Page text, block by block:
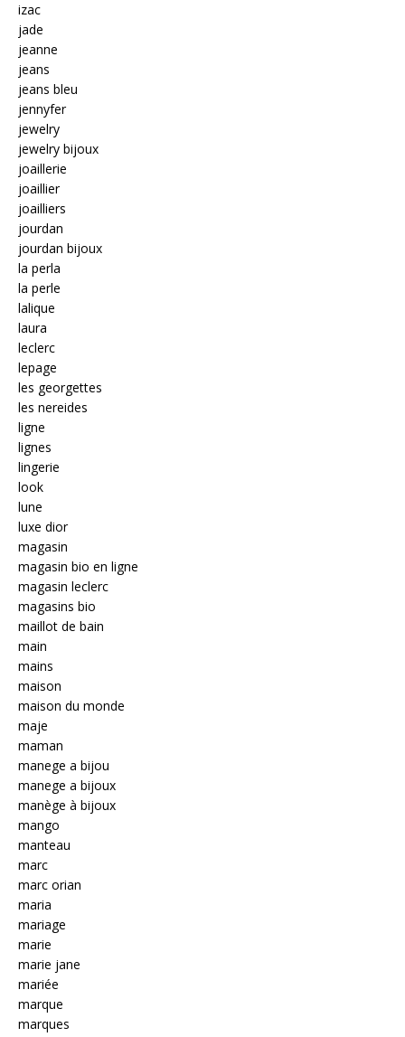
izac
jade
jeanne
jeans
jeans bleu
jennyfer
jewelry
jewelry bijoux
joaillerie
joaillier
joailliers
jourdan
jourdan bijoux
la perla
la perle
lalique
laura
leclerc
lepage
les georgettes
les nereides
ligne
lignes
lingerie
look
lune
luxe dior
magasin
magasin bio en ligne
magasin leclerc
magasins bio
maillot de bain
main
mains
maison
maison du monde
maje
maman
manege a bijou
manege a bijoux
manège à bijoux
mango
manteau
marc
marc orian
maria
mariage
marie
marie jane
mariée
marque
marques